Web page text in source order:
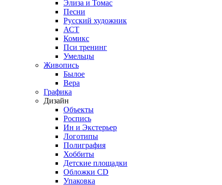
Элиза и Томас
Песни
Русский художник
АСТ
Комикс
Пси тренинг
Умельцы
Живопись
Былое
Вера
Графика
Дизайн
Объекты
Роспись
Ин и Экстерьер
Логотипы
Полиграфия
Хоббиты
Детские площадки
Обложки CD
Упаковка